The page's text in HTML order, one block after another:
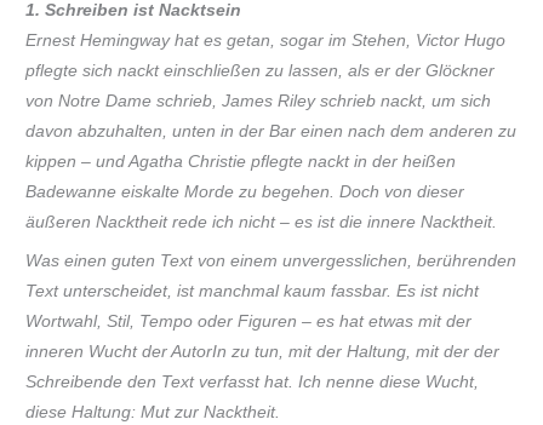
1. Schreiben ist Nacktsein
Ernest Hemingway hat es getan, sogar im Stehen, Victor Hugo
pflegte sich nackt einschließen zu lassen, als er der Glöckner
von Notre Dame schrieb, James Riley schrieb nackt, um sich
davon abzuhalten, unten in der Bar einen nach dem anderen zu
kippen – und Agatha Christie pflegte nackt in der heißen
Badewanne eiskalte Morde zu begehen. Doch von dieser
äußeren Nacktheit rede ich nicht – es ist die innere Nacktheit.
Was einen guten Text von einem unvergesslichen, berührenden
Text unterscheidet, ist manchmal kaum fassbar. Es ist nicht
Wortwahl, Stil, Tempo oder Figuren – es hat etwas mit der
inneren Wucht der AutorIn zu tun, mit der Haltung, mit der der
Schreibende den Text verfasst hat. Ich nenne diese Wucht,
diese Haltung: Mut zur Nacktheit.